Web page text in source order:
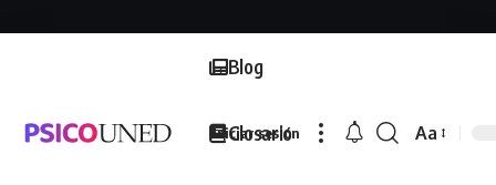
Blog
Glosario
Iniciar sesión
Font
Aa